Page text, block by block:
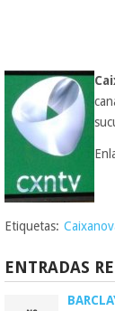
Etiquetas:
ENTRADAS